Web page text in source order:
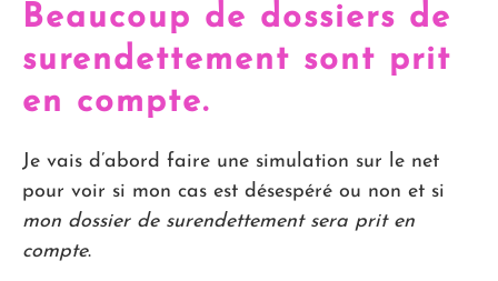
Beaucoup de dossiers de
surendettement sont prit
en compte.
Je vais d’abord faire une simulation sur le net
pour voir si mon cas est désespéré ou non et si
mon dossier de surendettement sera prit en
compte.